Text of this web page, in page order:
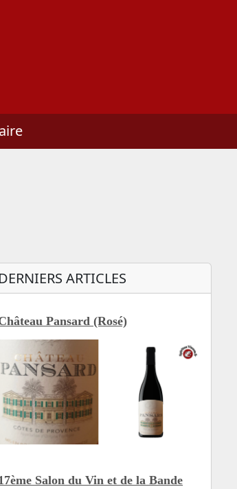
DERNIERS ARTICLES
Pansard (Rosé)
Salon du Vin et de la Bande